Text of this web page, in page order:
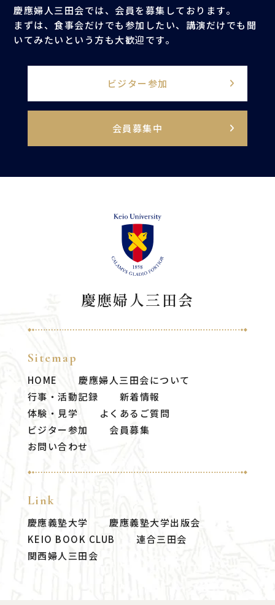
慶應婦人三田会では、会員を募集しております。
まずは、食事会だけでも参加したい、講演だけでも聞
いてみたいという方も大歓迎です。
ビジター参加
会員募集中
慶應婦人三田会
Sitemap
HOME
慶應婦人三田会について
行事・活動記録
新着情報
体験・見学
よくあるご質問
ビジター参加
会員募集
お問い合わせ
Link
慶應義塾大学
慶應義塾大学出版会
KEIO BOOK CLUB
連合三田会
関西婦人三田会